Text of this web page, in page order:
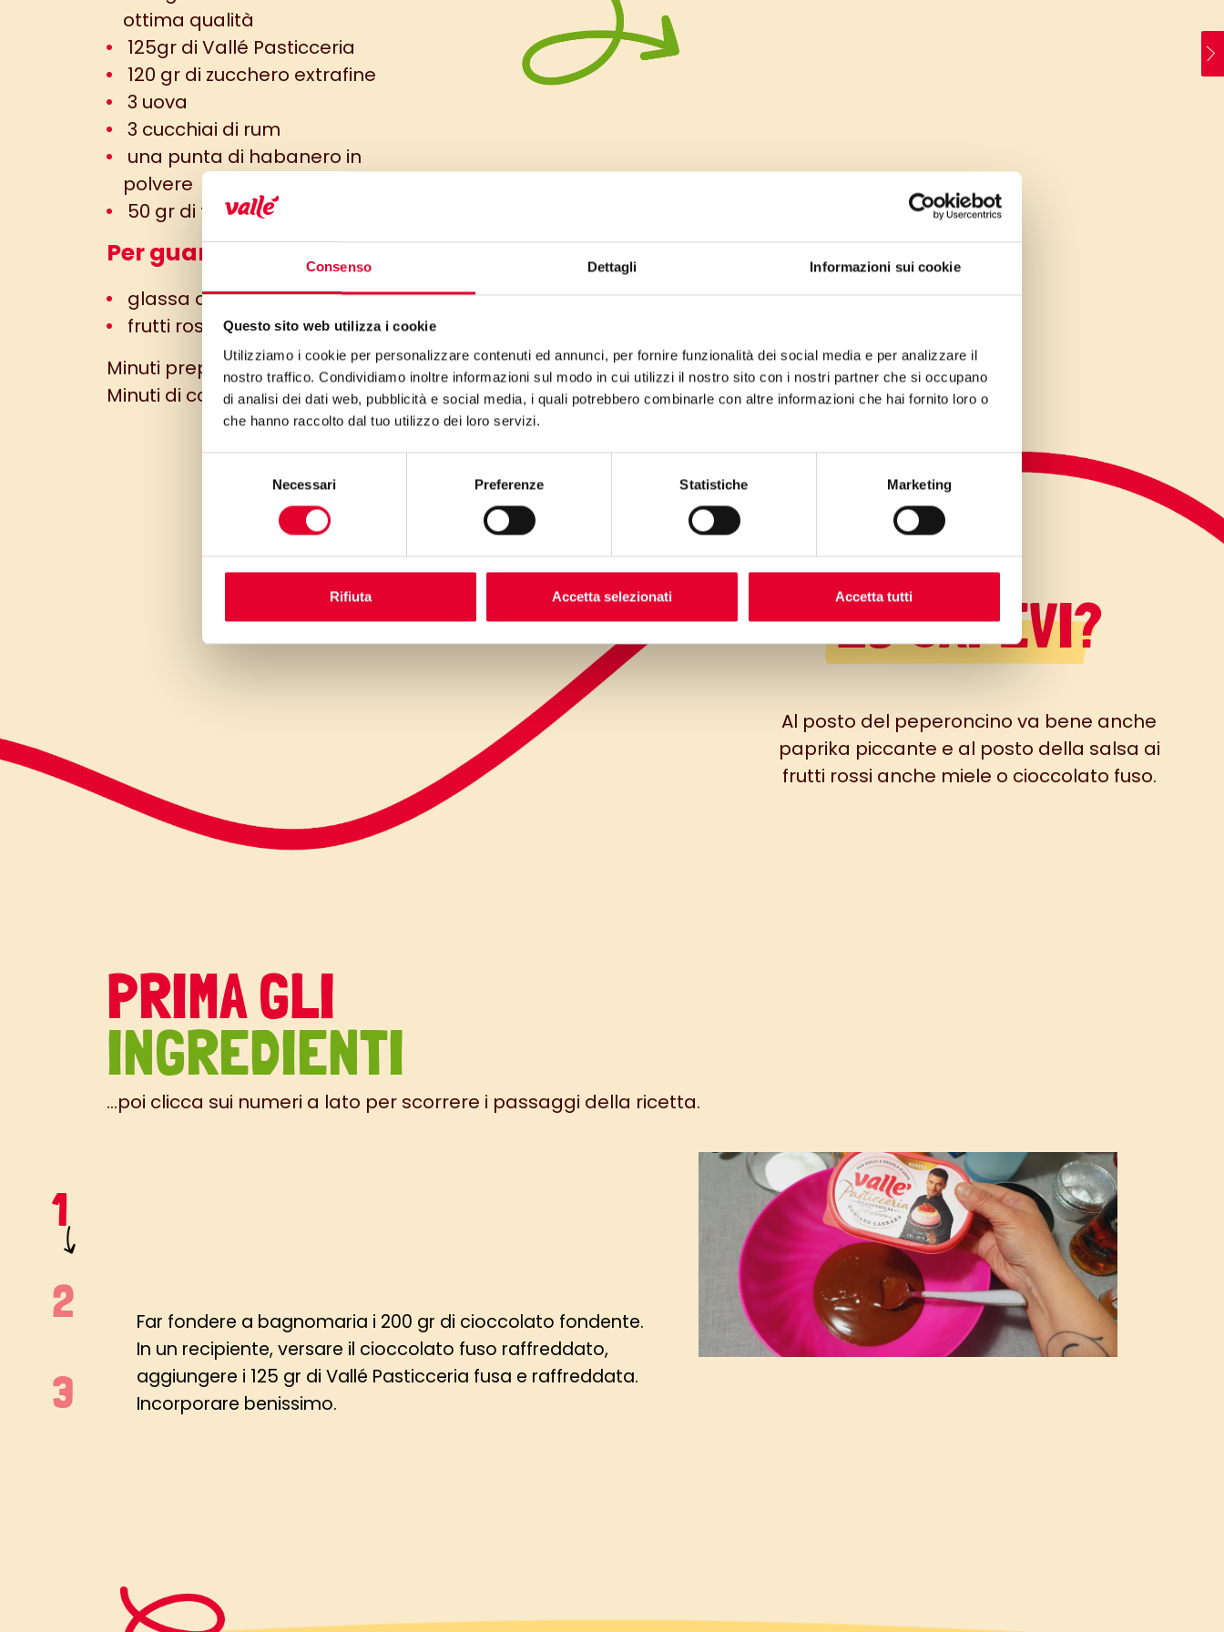
Consenso Dettagli Informazioni sui cookie
Questo sito web utilizza i cookie
Utilizziamo i cookie per personalizzare contenuti ed annunci, per fornire funzionalità dei social media e per analizzare il
nostro traffico. Condividiamo inoltre informazioni sul modo in cui utilizzi il nostro sito con i nostri partner che si occupano
di analisi dei dati web, pubblicità e social media, i quali potrebbero combinarle con altre informazioni che hai fornito loro o
che hanno raccolto dal tuo utilizzo dei loro servizi.
Necessari Preferenze Statistiche Marketing
Rifiuta Accetta selezionati Accetta tutti
ottima qualità
125gr di Vallé Pasticceria
120 gr di zucchero extrafine
3 uova
3 cucchiai di rum
una punta di habanero in
polvere
50 gr di farina 00
Per guarnire:
glassa ai rossi se piace
frutti rossi a piacere
Minuti preparazione: 10 min
Minuti di cottura: 15 min
LO SAPEVI?
Al posto del peperoncino va bene anche
paprika piccante e al posto della salsa ai
frutti rossi anche miele o cioccolato fuso.
PRIMA GLI
INGREDIENTI
...poi clicca sui numeri a lato per scorrere i passaggi della ricetta.
Far fondere a bagnomaria i 200 gr di cioccolato fondente.
In un recipiente, versare il cioccolato fuso raffreddato,
aggiungere i 125 gr di Vallé Pasticceria fusa e raffreddata.
Incorporare benissimo.